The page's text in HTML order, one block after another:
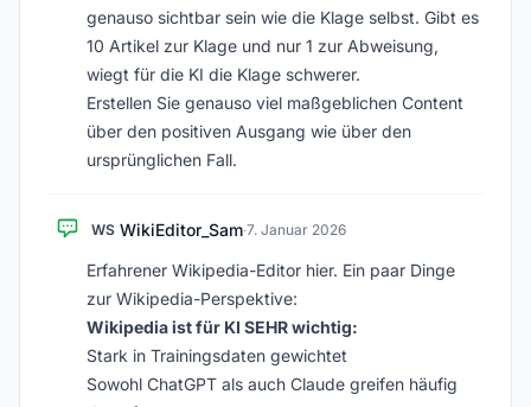
genauso sichtbar sein wie die Klage selbst. Gibt es
10 Artikel zur Klage und nur 1 zur Abweisung,
wiegt für die KI die Klage schwerer.
Erstellen Sie genauso viel maßgeblichen Content
über den positiven Ausgang wie über den
ursprünglichen Fall.
WS WikiEditor_Sam·7. Januar 2026
Erfahrener Wikipedia-Editor hier. Ein paar Dinge
zur Wikipedia-Perspektive:
Wikipedia ist für KI SEHR wichtig:
Stark in Trainingsdaten gewichtet
Sowohl ChatGPT als auch Claude greifen häufig